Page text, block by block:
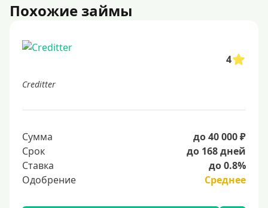
Похожие займы
4
Creditter
Сумма
до 40 000 ₽
Срок
до 168 дней
Ставка
до 0.8%
Одобрение
Среднее